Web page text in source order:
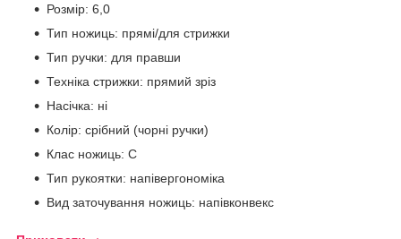
Розмір: 6,0
Тип ножиць: прямі/для стрижки
Тип ручки: для правши
Техніка стрижки: прямий зріз
Насічка: ні
Колір: срібний (чорні ручки)
Клас ножиць: С
Тип рукоятки: напівергономіка
Вид заточування ножиць: напівконвекс